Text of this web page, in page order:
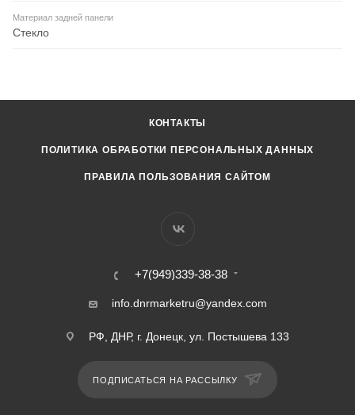
Материал задней панели
Стекло
КОНТАКТЫ
ПОЛИТИКА ОБРАБОТКИ ПЕРСОНАЛЬНЫХ ДАННЫХ
ПРАВИЛА ПОЛЬЗОВАНИЯ САЙТОМ
+7(949)339-38-38
info.dnrmarketru@yandex.com
РФ, ДНР, г. Донецк, ул. Постышева 133
ПОДПИСАТЬСЯ НА РАССЫЛКУ